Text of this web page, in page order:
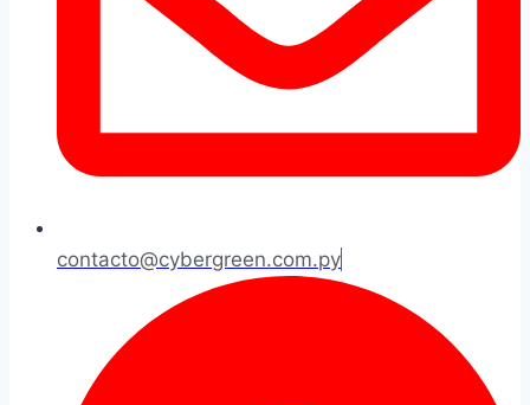
contacto@cybergreen.com.py